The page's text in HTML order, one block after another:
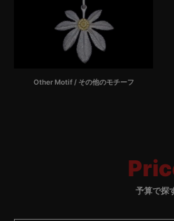
Other Motif / その他のモチーフ
予算で探